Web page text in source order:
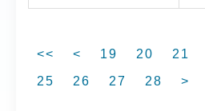
<< < 19 20 21
25
26 27 28 >